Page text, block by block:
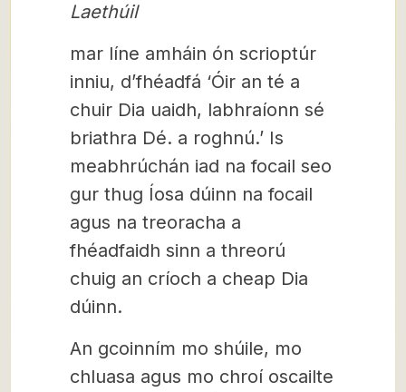
Laethúil
mar líne amháin ón scrioptúr
inniu, d’fhéadfá ‘Óir an té a
chuir Dia uaidh, labhraíonn sé
briathra Dé. a roghnú.’ Is
meabhrúchán iad na focail seo
gur thug Íosa dúinn na focail
agus na treoracha a
fhéadfaidh sinn a threorú
chuig an críoch a cheap Dia
dúinn.
An gcoinním mo shúile, mo
chluasa agus mo chroí oscailte